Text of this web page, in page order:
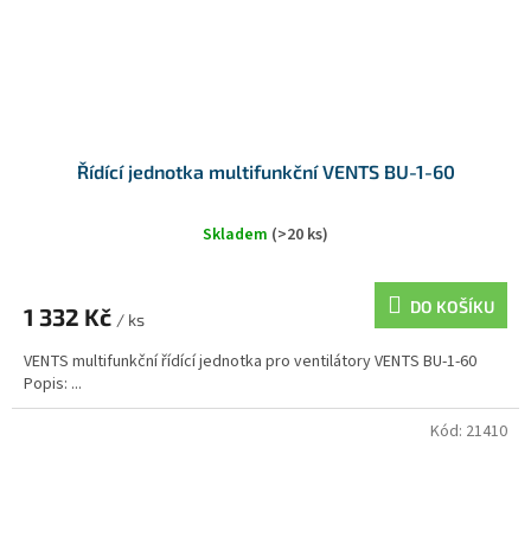
Řídící jednotka multifunkční VENTS BU-1-60
Skladem (>20 ks)
1 332 Kč / ks
DO KOŠÍKU
VENTS multifunkční řídící jednotka pro ventilátory VENTS BU-1-60
Popis: ...
Kód: 21410